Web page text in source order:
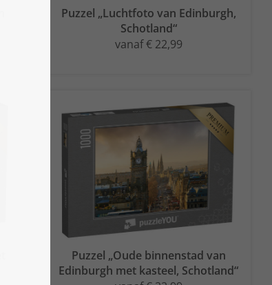
Puzzel „Luchtfoto van Edinburgh,
Schotland“
vanaf € 22,99
Puzzel „Oude binnenstad van
Edinburgh met kasteel, Schotland“